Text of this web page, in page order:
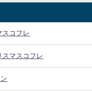
スコフレ
スマスコフレ